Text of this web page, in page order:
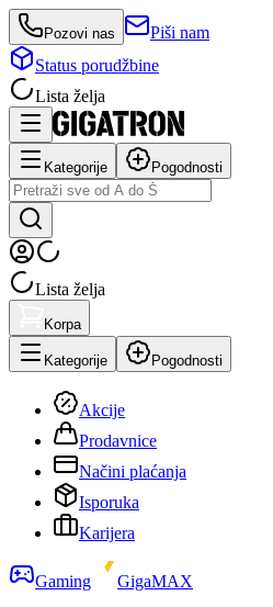
Pozovi nas
Piši nam
Status porudžbine
Lista želja
Kategorije Pogodnosti
Lista želja
Korpa
Kategorije Pogodnosti
Akcije
Prodavnice
Načini plaćanja
Isporuka
Karijera
Gaming
GigaMAX